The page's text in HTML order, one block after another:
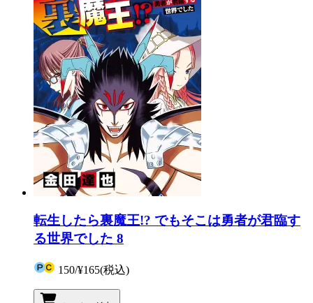
転生したら裏魔王!? でもそこは勇者が君臨す
る世界でした 8
150/¥165(税込)